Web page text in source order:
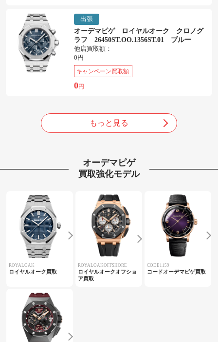
出張
オーデマピゲ ロイヤルオーク クロノグ
ラフ 26450ST.OO.1356ST.01 ブルー
他店買取額：
0円
キャンペーン買取額
0円
もっと見る
オーデマピゲ
買取強化モデル
ROYALOAK
ロイヤルオーク買取
ROYALOAKOFFSHORE
ロイヤルオークオフショ
ア買取
CODE1159
コードオーデマピゲ買取